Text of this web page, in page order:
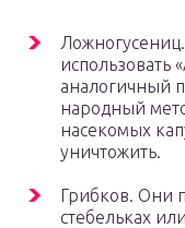
использовать
аналогичный
народный
насекомых
уничтожить.
Грибков. Они
стебельках